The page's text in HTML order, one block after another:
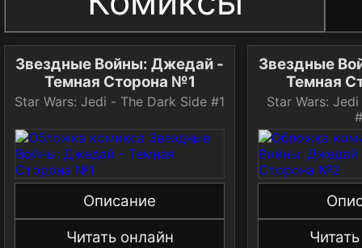
Звездные Войны: Джедай -
Темная Сторона №1
Star Wars: Jedi - The Dark Side #1
Описание
Читать онлайн
Звездные
Темная
Star Wars: